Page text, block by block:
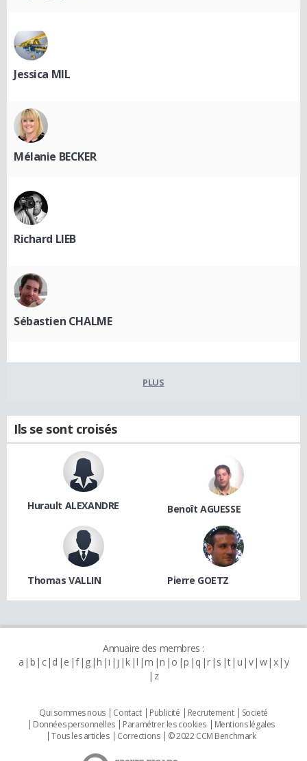
Jessica MIL
Mélanie BECKER
Richard LIEB
Sébastien CHALME
PLUS
Ils se sont croisés
Hurault ALEXANDRE Benoît AGUESSE
Thomas VALLIN Pierre GOETZ
Annuaire des membres :
a b c d e f g h i j k l m n o p q r s t u v w x y
z
Qui sommes nous Contact Publicité Recrutement
Societé
Données personnelles
Paramétrer les cookies
Mentions légales
Tous les articles
Corrections © 2022 CCM Benchmark